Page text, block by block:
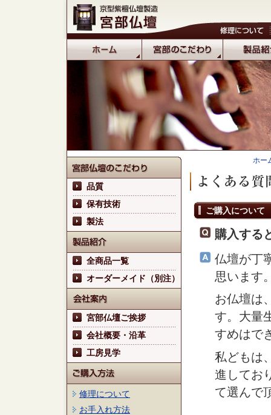
ホー
ご購入について
購入する
仏壇が丁
思います
お仏壇は
す。大量
すめはで
私どもは
進してお
て選んで
品質
保有技術
製法
全商品一覧
オーダーメイド（別注）
宮部仏壇ご挨拶
会社概要・沿革
工房見学
修理について
お手入れ方法